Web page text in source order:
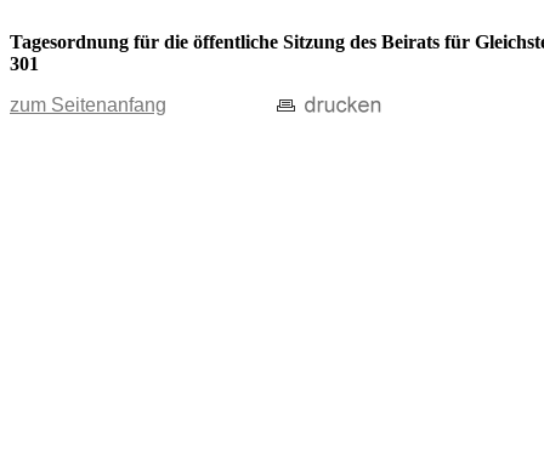
Tagesordnung für die öffentliche Sitzung des Beirats für
301
zum Seitenanfang